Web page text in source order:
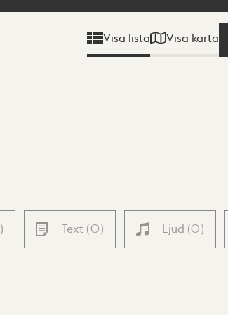
Visa lista Visa karta
) Text (0) Ljud (0)